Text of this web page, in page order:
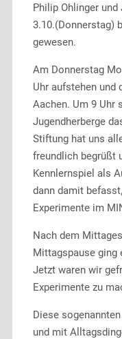
Philip Ohlinger
3.10.(Donnerstag)
gewesen.
Am Donnerstag
Uhr aufstehen und
Aachen. Um 9 Uhr
Jugendherberge
Stiftung hat uns
freundlich begrüßt
Kennlernspiel als
dann damit
Experimente im
Nach dem
Mittagspause ging
Jetzt waren wir
Experimente zu
Diese sogenannten
und mit